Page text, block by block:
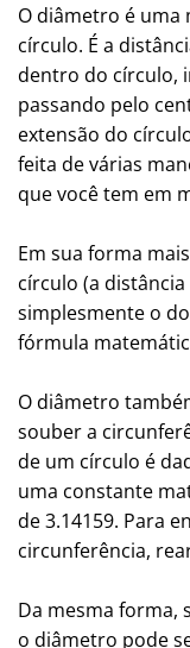
O diâmetro é
círculo. É a
dentro do círculo,
passando pelo
extensão do
feita de várias
que você tem em
Em sua forma
círculo (a
simplesmente o
fórmula
O diâmetro
souber a
de um círculo é
uma constante
de 3.14159. Para
circunferência,
Da mesma forma,
o diâmetro pode